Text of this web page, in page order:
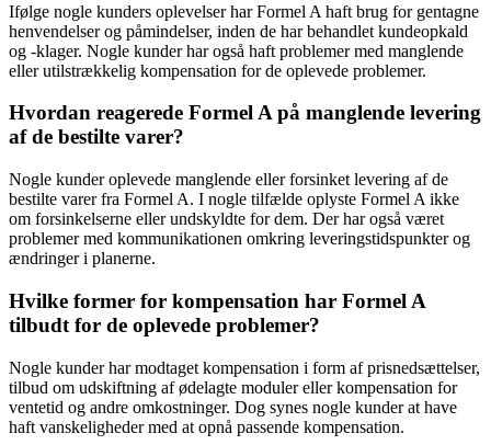
Ifølge nogle kunders oplevelser har Formel A haft brug for gentagne
henvendelser og påmindelser, inden de har behandlet kundeopkald
og -klager. Nogle kunder har også haft problemer med manglende
eller utilstrækkelig kompensation for de oplevede problemer.
Hvordan reagerede Formel A på manglende levering
af de bestilte varer?
Nogle kunder oplevede manglende eller forsinket levering af de
bestilte varer fra Formel A. I nogle tilfælde oplyste Formel A ikke
om forsinkelserne eller undskyldte for dem. Der har også været
problemer med kommunikationen omkring leveringstidspunkter og
ændringer i planerne.
Hvilke former for kompensation har Formel A
tilbudt for de oplevede problemer?
Nogle kunder har modtaget kompensation i form af prisnedsættelser,
tilbud om udskiftning af ødelagte moduler eller kompensation for
ventetid og andre omkostninger. Dog synes nogle kunder at have
haft vanskeligheder med at opnå passende kompensation.